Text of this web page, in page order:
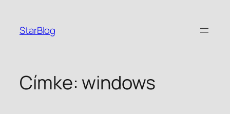
tartalomhoz
StarBlog
Címke: windows